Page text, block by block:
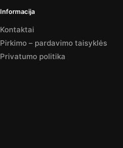
Informacija
Kontaktai
Pirkimo – pardavimo taisyklės
Privatumo politika